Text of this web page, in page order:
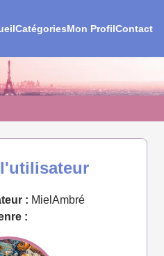
CatégoriesMon ProfilContact
: MielAmbré
: